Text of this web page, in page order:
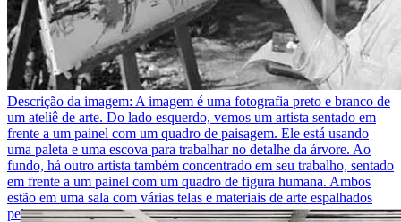
Descrição da imagem: A imagem é uma fotografia preto e branco de
um ateliê de arte. Do lado esquerdo, vemos um artista sentado em
frente a um painel com um quadro de paisagem. Ele está usando
uma paleta e uma escova para trabalhar no detalhe da árvore. Ao
fundo, há outro artista também concentrado em seu trabalho, sentado
em frente a um painel com um quadro de figura humana. Ambos
estão em uma sala com várias telas e materiais de arte espalhados
pela mesa.